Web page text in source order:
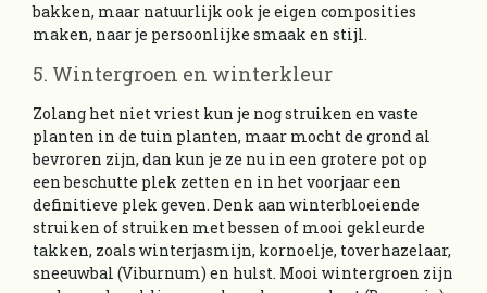
bakken, maar natuurlijk ook je eigen composities
maken, naar je persoonlijke smaak en stijl.
5. Wintergroen en winterkleur
Zolang het niet vriest kun je nog struiken en vaste
planten in de tuin planten, maar mocht de grond al
bevroren zijn, dan kun je ze nu in een grotere pot op
een beschutte plek zetten en in het voorjaar een
definitieve plek geven. Denk aan winterbloeiende
struiken of struiken met bessen of mooi gekleurde
takken, zoals winterjasmijn, kornoelje, toverhazelaar,
sneeuwbal (Viburnum) en hulst. Mooi wintergroen zijn